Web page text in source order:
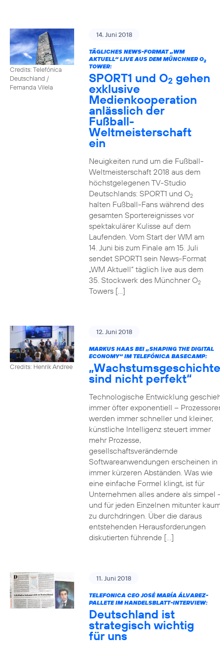
Credits: Telefónica
Deutschland /
Fernanda Vilela
14. Juni 2018
TÄGLICHES NEWS-FORMAT „WM
AKTUELL“ LIVE AUS DEM MÜNCHNER O2
TOWER:
SPORT1 und O2 gehen
exklusive
Medienkooperation
anlässlich der
Fußball-
Weltmeisterschaft
ein
Neuigkeiten rund um die Fußball-
Weltmeisterschaft 2018 aus dem
höchstgelegenen TV-Studio
Deutschlands: SPORT1 und O2
halten Fußball-Fans während des
gesamten Sportereignisses vor
spektakulärer Kulisse auf dem
Laufenden. Vom Start der WM am
14. Juni bis zum Finale am 15. Juli
sendet SPORT1 sein News-Format
„WM Aktuell“ täglich live aus dem
35. Stockwerk des Münchner O2
Towers […]
Credits: Henrik Andree
12. Juni 2018
MARKUS HAAS BEI „SHAPING THE DIGITAL
ECONOMY“ IM TELEFÓNICA BASECAMP:
sind nicht perfekt“
Technologische Entwicklung
immer öfter exponentiell –
werden immer schneller und kleiner,
künstliche Intelligenz steuert immer
mehr Prozesse,
gesellschaftsverändernde
Softwareanwendungen erscheinen in
immer kürzeren Abständen. Was wie
eine einfache Formel klingt, ist für
Unternehmen alles andere als simpel
und für jeden Einzelnen mitunter
zu durchdringen. Über die daraus
entstehenden Herausforderungen
diskutierten führende […]
11. Juni 2018
TELEFONICA CEO JOSÉ MARÍA ÁLVAREZ-
PALLETE IM HANDELSBLATT-INTERVIEW:
Deutschland ist
strategisch wichtig
für uns